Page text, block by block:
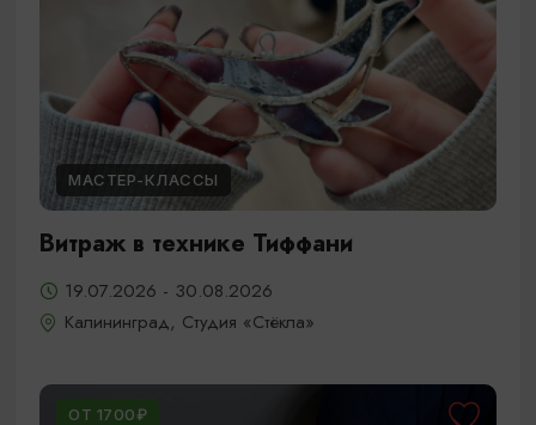
МАСТЕР-КЛАССЫ
Витраж в технике Тиффани
19.07.2026 - 30.08.2026
Калининград, Студия «Стёкла»
ОТ 1700₽